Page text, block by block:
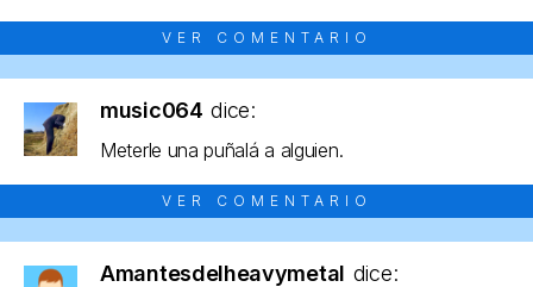
VER COMENTARIO
music064 dice:
Meterle una puñalá a alguien.
VER COMENTARIO
Amantesdelheavymetal dice: